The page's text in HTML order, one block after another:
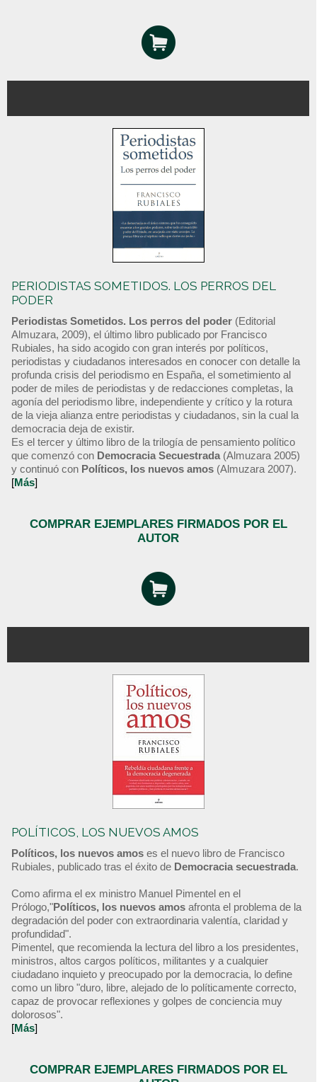
PERIODISTAS SOMETIDOS. LOS PERROS DEL
PODER
Periodistas Sometidos. Los perros del poder (Editorial
Almuzara, 2009), el último libro publicado por Francisco
Rubiales, ha sido acogido con gran interés por políticos,
periodistas y ciudadanos interesados en conocer con detalle la
profunda crisis del periodismo en España, el sometimiento al
poder de miles de periodistas y de redacciones completas, la
agonía del periodismo libre, independiente y crítico y la rotura
de la vieja alianza entre periodistas y ciudadanos, sin la cual la
democracia deja de existir.
Es el tercer y último libro de la trilogía de pensamiento político
que comenzó con Democracia Secuestrada (Almuzara 2005)
y continuó con Políticos, los nuevos amos (Almuzara 2007).
[Más]
COMPRAR EJEMPLARES FIRMADOS POR EL
AUTOR
POLÍTICOS, LOS NUEVOS AMOS
Políticos, los nuevos amos es el nuevo libro de Francisco
Rubiales, publicado tras el éxito de Democracia secuestrada.
Como afirma el ex ministro Manuel Pimentel en el
Prólogo,"Políticos, los nuevos amos afronta el problema de la
degradación del poder con extraordinaria valentía, claridad y
profundidad".
Pimentel, que recomienda la lectura del libro a los presidentes,
ministros, altos cargos políticos, militantes y a cualquier
ciudadano inquieto y preocupado por la democracia, lo define
como un libro "duro, libre, alejado de lo políticamente correcto,
capaz de provocar reflexiones y golpes de conciencia muy
dolorosos".
[Más]
COMPRAR EJEMPLARES FIRMADOS POR EL